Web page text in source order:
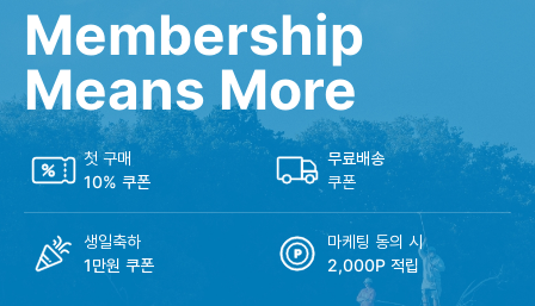
Membership
Means More
첫 구매
10% 쿠폰
무료배송
쿠폰
생일축하
1만원 쿠폰
마케팅 동의 시
2,000P 적립